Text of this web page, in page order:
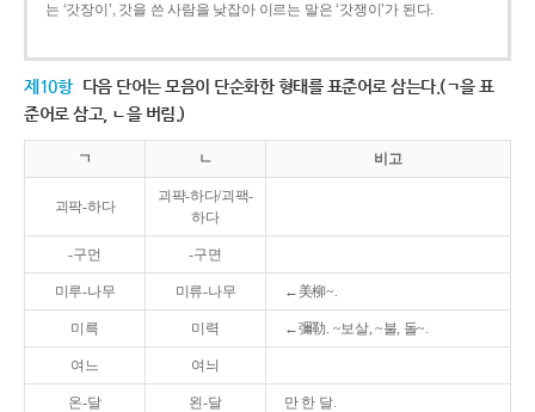
는 ‘갓장이’, 갓을 쓴 사람을 낮잡아 이르는 말은 ‘갓쟁이’가 된다.
제10항 다음 단어는 모음이 단순화한 형태를 표준어로 삼는다.(ㄱ을 표
준어로 삼고, ㄴ을 버림.)
ㄱ ㄴ 비고
괴팍-하다
괴퍅-하다/괴팩-
하다
-구먼 -구면
미루-나무 미류-나무 ←美柳~.
미륵 미력 ←彌勒. ~보살, ~불, 돌~.
여느 여늬
온-달 왼-달 만 한 달.